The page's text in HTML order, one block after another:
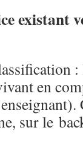
existant
en
sur le